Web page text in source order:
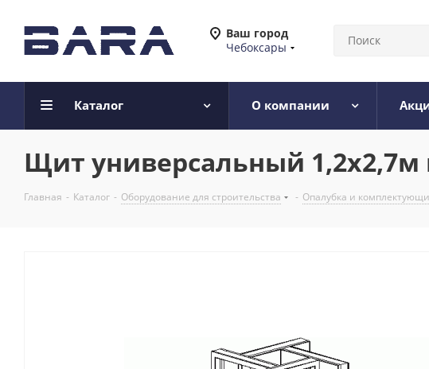
Ваш город
Чебоксары
Каталог О компании
Щит универсальный
Главная - Каталог - Оборудование для строительства - Опалубка и